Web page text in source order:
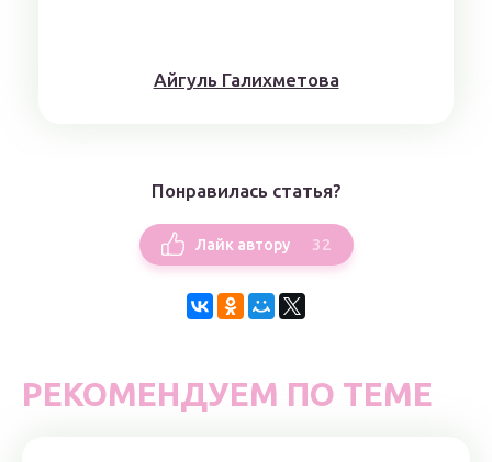
Айгуль Галихметова
Понравилась статья?
Лайк автору 32
РЕКОМЕНДУЕМ ПО ТЕМЕ